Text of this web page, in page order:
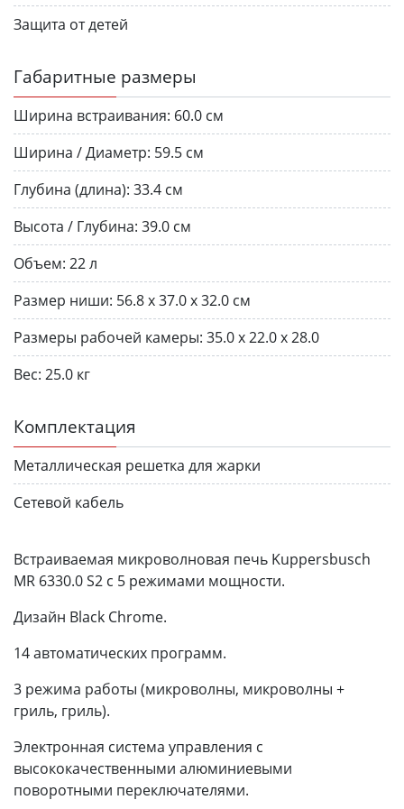
Защита от детей
Габаритные размеры
Ширина встраивания: 60.0 см
Ширина / Диаметр: 59.5 см
Глубина (длина): 33.4 см
Высота / Глубина: 39.0 см
Объем: 22 л
Размер ниши: 56.8 x 37.0 x 32.0 см
Размеры рабочей камеры: 35.0 x 22.0 x 28.0
Вес: 25.0 кг
Комплектация
Металлическая решетка для жарки
Сетевой кабель
Встраиваемая микроволновая печь Kuppersbusch
MR 6330.0 S2 с 5 режимами мощности.
Дизайн Black Chrome.
14 автоматических программ.
3 режима работы (микроволны, микроволны +
гриль, гриль).
Электронная система управления с
высококачественными алюминиевыми
поворотными переключателями.